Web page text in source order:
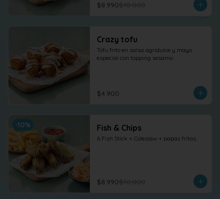
$8.990$10.000
Crazy tofu
Tofu frito en salsa agridulce y mayo
especial con topping sesamo
$4.900
-10% Fish & Chips
6 Fish Stick + Coleslaw + papas fritas.
$8.990$10.000